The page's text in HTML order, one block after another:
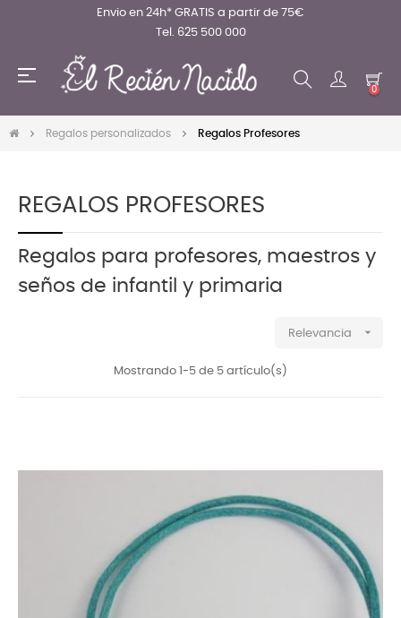
Envio en 24h* GRATIS a partir de 75€
Tel. 625 500 000
Navegación
☰
0
Regalos personalizados Regalos Profesores
REGALOS PROFESORES
Regalos para profesores, maestros y
seños de infantil y primaria
Relevancia 
Mostrando 1-5 de 5 artículo(s)